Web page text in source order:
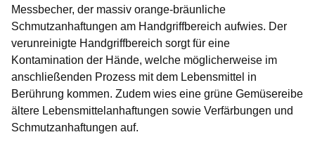
Messbecher, der massiv orange-bräunliche
Schmutzanhaftungen am Handgriffbereich aufwies. Der
verunreinigte Handgriffbereich sorgt für eine
Kontamination der Hände, welche möglicherweise im
anschließenden Prozess mit dem Lebensmittel in
Berührung kommen. Zudem wies eine grüne Gemüsereibe
ältere Lebensmittelanhaftungen sowie Verfärbungen und
Schmutzanhaftungen auf.